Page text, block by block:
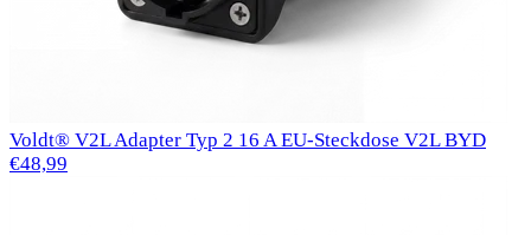
Voldt® V2L Adapter Typ 2 16 A EU-Steckdose V2L BYD
€48,99